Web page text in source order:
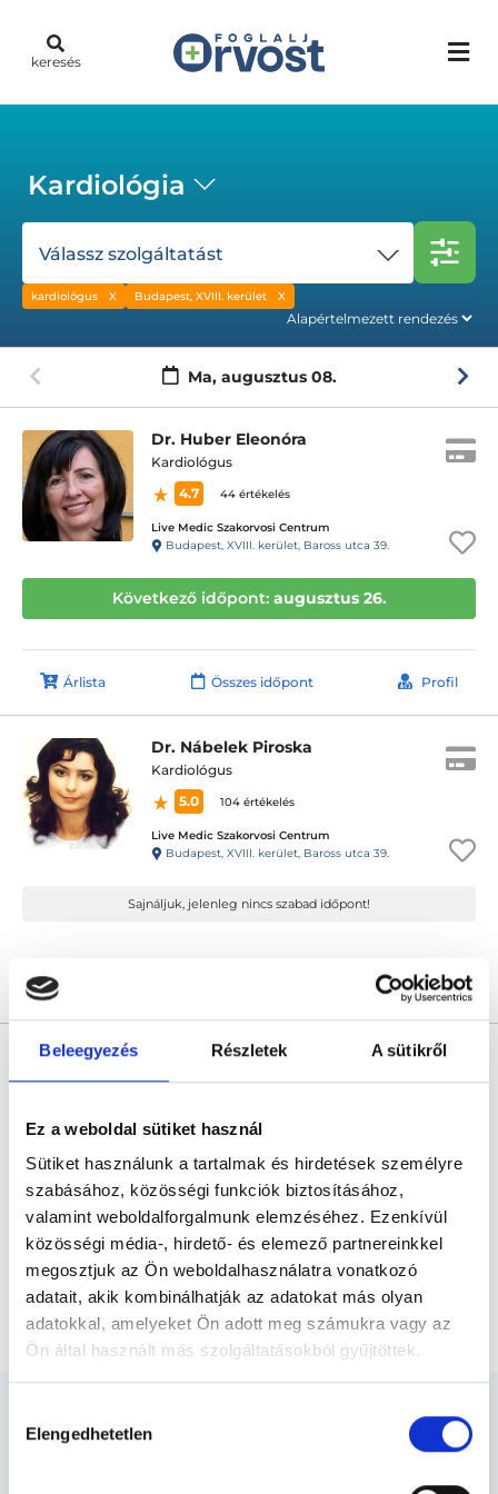
Beleegyezés Részletek A sütikről
Ez a weboldal sütiket használ
Sütiket használunk a tartalmak és hirdetések személyre
szabásához, közösségi funkciók biztosításához,
valamint weboldalforgalmunk elemzéséhez. Ezenkívül
közösségi média-, hirdető- és elemező partnereinkkel
megosztjuk az Ön weboldalhasználatra vonatkozó
adatait, akik kombinálhatják az adatokat más olyan
adatokkal, amelyeket Ön adott meg számukra vagy az
Ön által használt más szolgáltatásokból gyűjtöttek.
szabályzat:https://foglaljorvost.hu/info/foglaljorvost-
kiválasztása
Elengedhetetlen
keresés
Kardiológia
Válassz szolgáltatást
kardiológus Budapest, XVIII. kerület
Ma, augusztus 08.
Dr. Huber Eleonóra
Kardiológus
4.7
44 értékelés
Live Medic Szakorvosi Centrum
Budapest, XVIII. kerület, Baross utca 39.
Következő időpont: augusztus 26.
Árlista Összes időpont Profil
Dr. Nábelek Piroska
Kardiológus
5.0
104 értékelés
Live Medic Szakorvosi Centrum
Budapest, XVIII. kerület, Baross utca 39.
Sajnáljuk, jelenleg nincs szabad időpont!
Profil
* Szakorvos jelölt (rezidens): általános orvosi oklevéllel rendelkező
orvos, aki jogszabályok szerinti szakorvosi szakképesítés
megszerzésére irányuló képzésben vesz részt. Ezen orvosok által
szolgáltató szakorvosa az első részvizsgáig, utána pedig a
felelősségét kizárja esetleges névazonosságért bármely szakorvos
és szakorvosjelölt esetén.
Főoldal Kardiológus Budapest, XVIII. kerület
Kardiológus Budapest, XVIII. kerület